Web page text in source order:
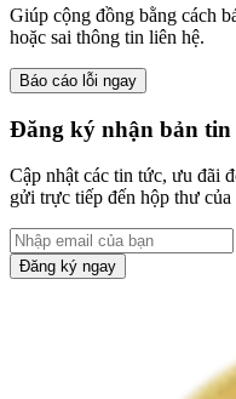
Giúp cộng đồng bằng cách
hoặc sai thông tin liên hệ.
Báo cáo lỗi ngay
Đăng ký nhận bản tin
Cập nhật các tin tức, ưu đãi
gửi trực tiếp đến hộp thư của
Đăng ký ngay